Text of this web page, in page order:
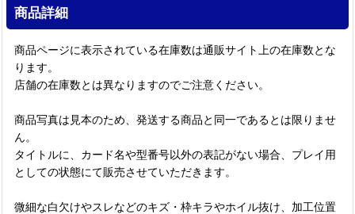
商品詳細
商品ページに表示されている在庫数は通販サイト上の在庫数とな
ります。
店舗の在庫数とは異なりますのでご注意ください。
商品写真は見本のため、発送する商品と同一であるとは限りませ
ん。
タイトルに、カード名や型番号以外の表記がない場合、プレイ用
としての状態にて販売させていただきます。
微細な白欠けやスレなどのキズ・枠キラやホイル抜け、加工位置